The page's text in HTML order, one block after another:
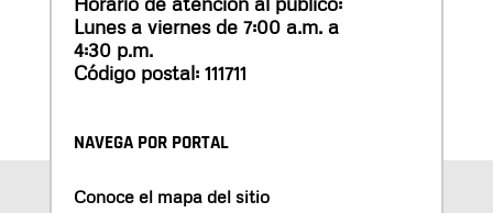
Lunes a viernes de 7:00 a.m. a
4:30 p.m.
Código postal: 111711
NAVEGA POR PORTAL
Conoce el mapa del sitio